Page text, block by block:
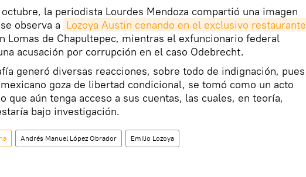
la periodista Lourdes Mendoza compartió una imagen
observa a Lozoya Austin cenando en el exclusivo restaurante
Lomas de Chapultepec, mientras el exfuncionario federal
acusación por corrupción en el caso Odebrecht.
generó diversas reacciones, sobre todo de indignación, pues
goza de libertad condicional, se tomó como un acto
que aún tenga acceso a sus cuentas, las cuales, en teoría,
bajo investigación.
Andrés Manuel López Obrador Emilio Lozoya